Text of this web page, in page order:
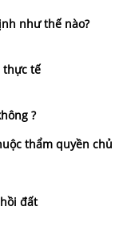
như thế nào?
thực tế
?
thẩm quyền chủ
đất